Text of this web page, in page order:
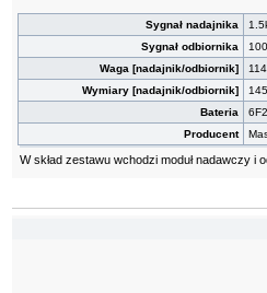
Sygnał nadajnika
Sygnał odbiornika
Waga [nadajnik/odbiornik]
Wymiary [nadajnik/odbiornik]
Bateria
Producent
W skład zestawu wchodzi moduł nadawczy i